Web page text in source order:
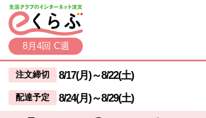
ページの先頭です。
本文へジャンプする。
8月4回 C週
ここからサイト内共通メニューです。
サイト内共通メニューをスキップする
注文締切 8/17(月)～8/22(土)
配達予定 8/24(月)～8/29(土)